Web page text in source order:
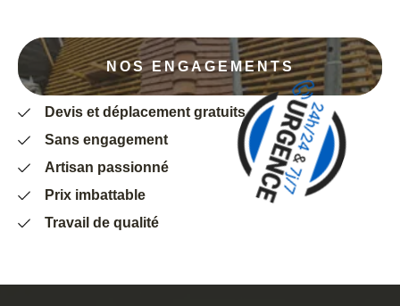
NOS ENGAGEMENTS
Devis et déplacement gratuits
Sans engagement
Artisan passionné
Prix imbattable
Travail de qualité